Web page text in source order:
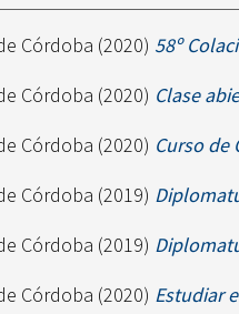
Córdoba (2020) 58º
Córdoba (2020) Clase
Córdoba (2020) Curso de
Córdoba (2019)
Córdoba (2019)
Córdoba (2020) Estudiar